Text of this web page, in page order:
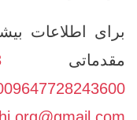
برای اطلاعات
مقدماتی